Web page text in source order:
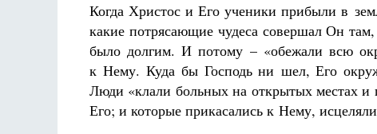
Когда Христос и Его ученики прибыли в
какие потрясающие чудеса совершал Он
было долгим. И потому – «обежали всю
к Нему. Куда бы Господь ни шел, Его
Люди «клали больных на открытых местах
Его; и которые прикасались к Нему,